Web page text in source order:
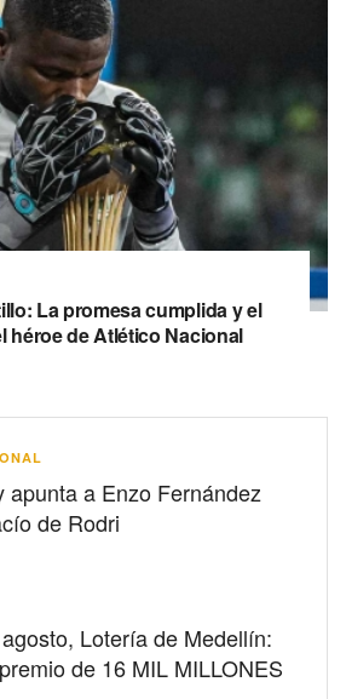
La promesa cumplida y el
héroe de Atlético Nacional
apunta a Enzo Fernández
de Rodri
Lotería de Medellín:
de 16 MIL MILLONES